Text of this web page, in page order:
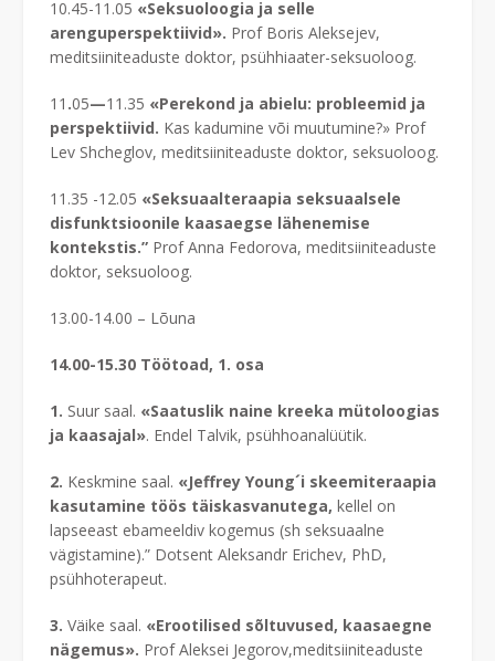
10.45-11.05 «Seksuoloogia ja selle
arenguperspektiivid». Prof Boris Aleksejev,
meditsiiniteaduste doktor, psühhiaater-seksuoloog.
11 .05—11.35 «Perekond ja abielu: probleemid ja
perspektiivid. Kas kadumine või muutumine?» Prof
Lev Shcheglov, meditsiiniteaduste doktor, seksuoloog.
11.35 -12.05 «Seksuaalteraapia seksuaalsele
disfunktsioonile kaasaegse lähenemise
kontekstis.” Prof Anna Fedorova, meditsiiniteaduste
doktor, seksuoloog.
13.00-14.00 – Lõuna
14.00-15.30 Töötoad, 1. osa
1. Suur saal. «Saatuslik naine kreeka mütoloogias
ja kaasajal». Endel Talvik, psühhoanalüütik.
2. Keskmine saal. «Jeffrey Young´i skeemiteraapia
kasutamine töös täiskasvanutega, kellel on
lapseeast ebameeldiv kogemus (sh seksuaalne
vägistamine).” Dotsent Aleksandr Erichev, PhD,
psühhoterapeut.
3. Väike saal. «Erootilised sõltuvused, kaasaegne
nägemus». Prof Aleksei Jegorov,meditsiiniteaduste